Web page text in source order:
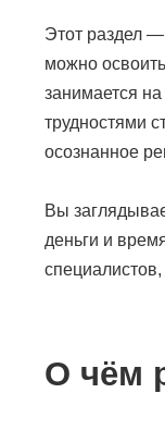
Этот раздел —
можно
занимается на
трудностями
осознанное
Вы
деньги и
О чём